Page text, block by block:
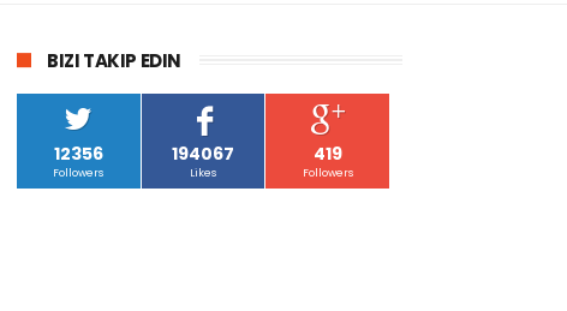
BIZI TAKIP EDIN
12356
Followers
194067
Likes
419
Followers